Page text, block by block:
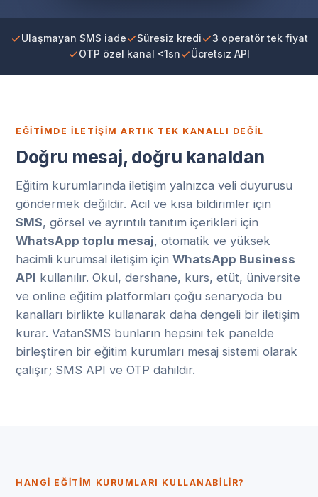
Ulaşmayan SMS iade Süresiz kredi
3 operatör tek fiyat
OTP özel kanal <1sn
Ücretsiz API
EĞITIMDE İLETIŞIM ARTIK TEK KANALLI DEĞIL
Doğru mesaj, doğru kanaldan
Eğitim kurumlarında iletişim yalnızca veli duyurusu
göndermek değildir. Acil ve kısa bildirimler için
SMS, görsel ve ayrıntılı tanıtım içerikleri için
WhatsApp toplu mesaj, otomatik ve yüksek
hacimli kurumsal iletişim için WhatsApp Business
API kullanılır. Okul, dershane, kurs, etüt, üniversite
ve online eğitim platformları çoğu senaryoda bu
kanalları birlikte kullanarak daha dengeli bir iletişim
kurar. VatanSMS bunların hepsini tek panelde
birleştiren bir eğitim kurumları mesaj sistemi olarak
çalışır; SMS API ve OTP dahildir.
HANGI EĞITIM KURUMLARI KULLANABILIR?